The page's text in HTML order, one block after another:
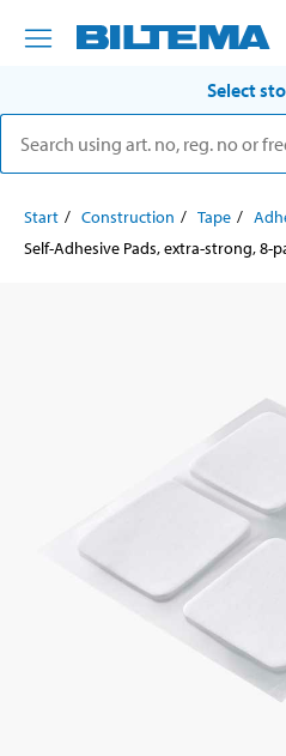
Select
Start Construction Tape
Self-Adhesive Pads, extra-strong, 8-